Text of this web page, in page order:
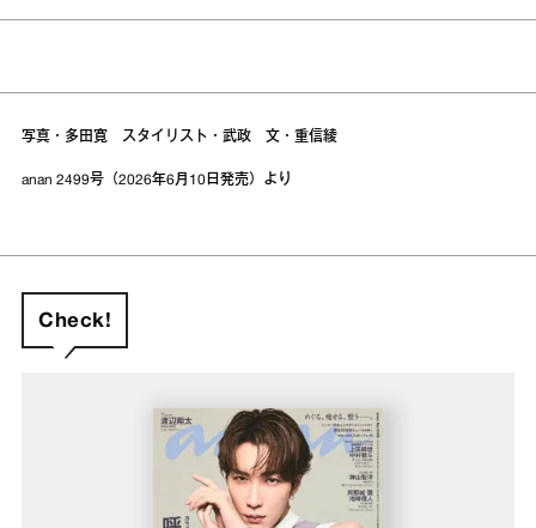
写真・多田寛 スタイリスト・武政 文・重信綾
anan 2499号（2026年6月10日発売）より
Check!